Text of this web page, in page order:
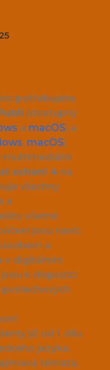
potřebujete
Publi (dostupný
a macOS) a
, macOS).
multimediální
schon! 4 na
všechny
a
včetně
jsou navíc
a
v digitálním
k dispozici
poslechových
již od 1. dílu
jazyka.
témata,